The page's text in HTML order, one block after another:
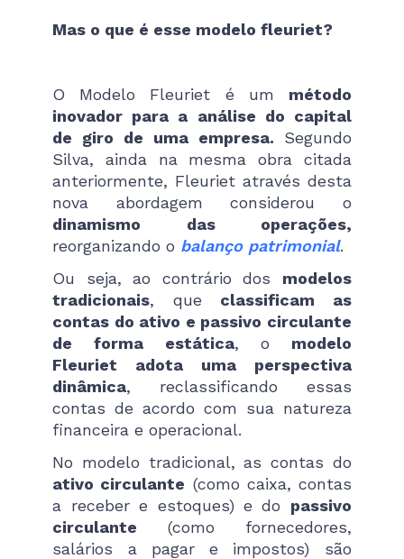
Mas o que é esse modelo fleuriet?
O Modelo Fleuriet é um método
inovador para a análise do capital
de giro de uma empresa. Segundo
Silva, ainda na mesma obra citada
anteriormente, Fleuriet através desta
nova abordagem considerou o
dinamismo das operações,
reorganizando o balanço patrimonial.
Ou seja, ao contrário dos modelos
tradicionais, que classificam as
contas do ativo e passivo circulante
de forma estática, o modelo
Fleuriet adota uma perspectiva
dinâmica,
reclassificando essas
contas de acordo com sua natureza
financeira e operacional.
No modelo tradicional, as contas do
ativo circulante (como caixa, contas
a receber e estoques) e do passivo
circulante (como fornecedores,
salários a pagar e impostos) são